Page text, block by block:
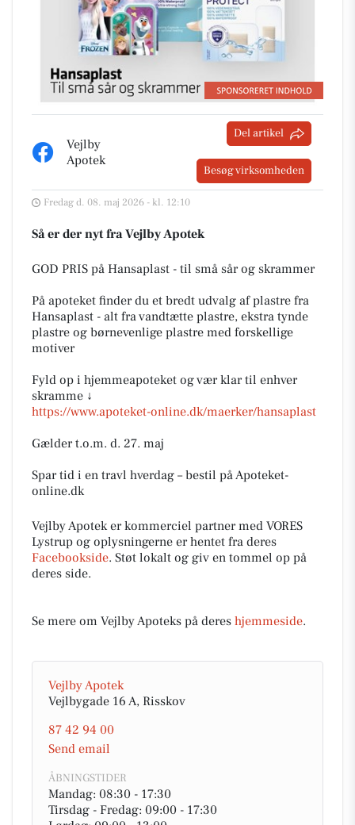
Vejlby
Apotek
Del artikel
Besøg virksomheden
Fredag d. 08. maj 2026 - kl. 12:10
Så er der nyt fra Vejlby Apotek
GOD PRIS på Hansaplast - til små sår og skrammer
På apoteket finder du et bredt udvalg af plastre fra
Hansaplast - alt fra vandtætte plastre, ekstra tynde
plastre og børnevenlige plastre med forskellige
motiver
Fyld op i hjemmeapoteket og vær klar til enhver
skramme ↓
https://www.apoteket-online.dk/maerker/hansaplast
Gælder t.o.m. d. 27. maj
Spar tid i en travl hverdag – bestil på Apoteket-
online.dk
Vejlby Apotek er kommerciel partner med VORES
Lystrup og oplysningerne er hentet fra deres
Facebookside. Støt lokalt og giv en tommel op på
deres side.
Se mere om Vejlby Apoteks på deres hjemmeside.
Vejlby Apotek
Vejlbygade 16 A, Risskov
87 42 94 00
Send email
ÅBNINGSTIDER
Mandag: 08:30 - 17:30
Tirsdag - Fredag: 09:00 - 17:30